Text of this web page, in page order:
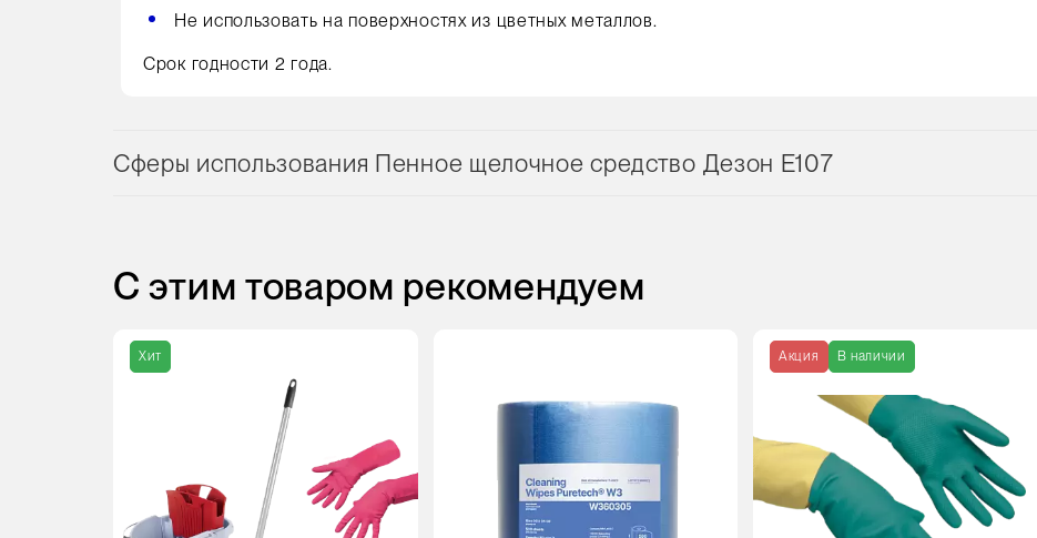
Не использовать на поверхностях из цветных металлов.
Срок годности 2 года.
Сферы использования Пенное щелочное средство Дезон E107
С этим товаром рекомендуем
Хит Акция В наличии